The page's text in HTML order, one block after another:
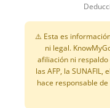
⚠️ Esta es
ni legal.
afiliación ni respaldo
las AFP, la SUNAFIL,
hace responsable